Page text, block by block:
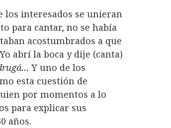
interesados se unieran
para cantar, no se había
acostumbrados a que
abrí la boca y dije (canta)
Y uno de los
esta cuestión de
por momentos a lo
para explicar sus
años.